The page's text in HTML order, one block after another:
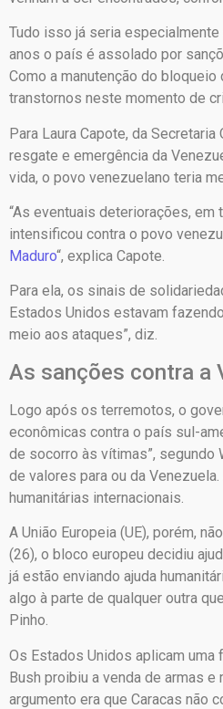
Tudo isso já seria
anos o país é assolado por
Como a manutenção do
transtornos neste momento de
Para Laura Capote, da
resgate e emergência da
vida, o povo venezuelano teria
“As eventuais deteriorações,
intensificou contra o povo
Maduro“, explica Capote.
Para ela, os sinais de
Estados Unidos estavam
meio aos ataques”, diz.
As sanções contra a
Logo após os terremotos, o
econômicas contra o país sul-
de socorro às vítimas”, segundo
de valores para ou da
humanitárias internacionais.
A União Europeia (UE), porém,
(26), o bloco europeu decidiu
já estão enviando ajuda
algo à parte de qualquer outra
Pinho.
Os Estados Unidos aplicam uma
Bush proibiu a venda de armas
argumento era que Caracas não